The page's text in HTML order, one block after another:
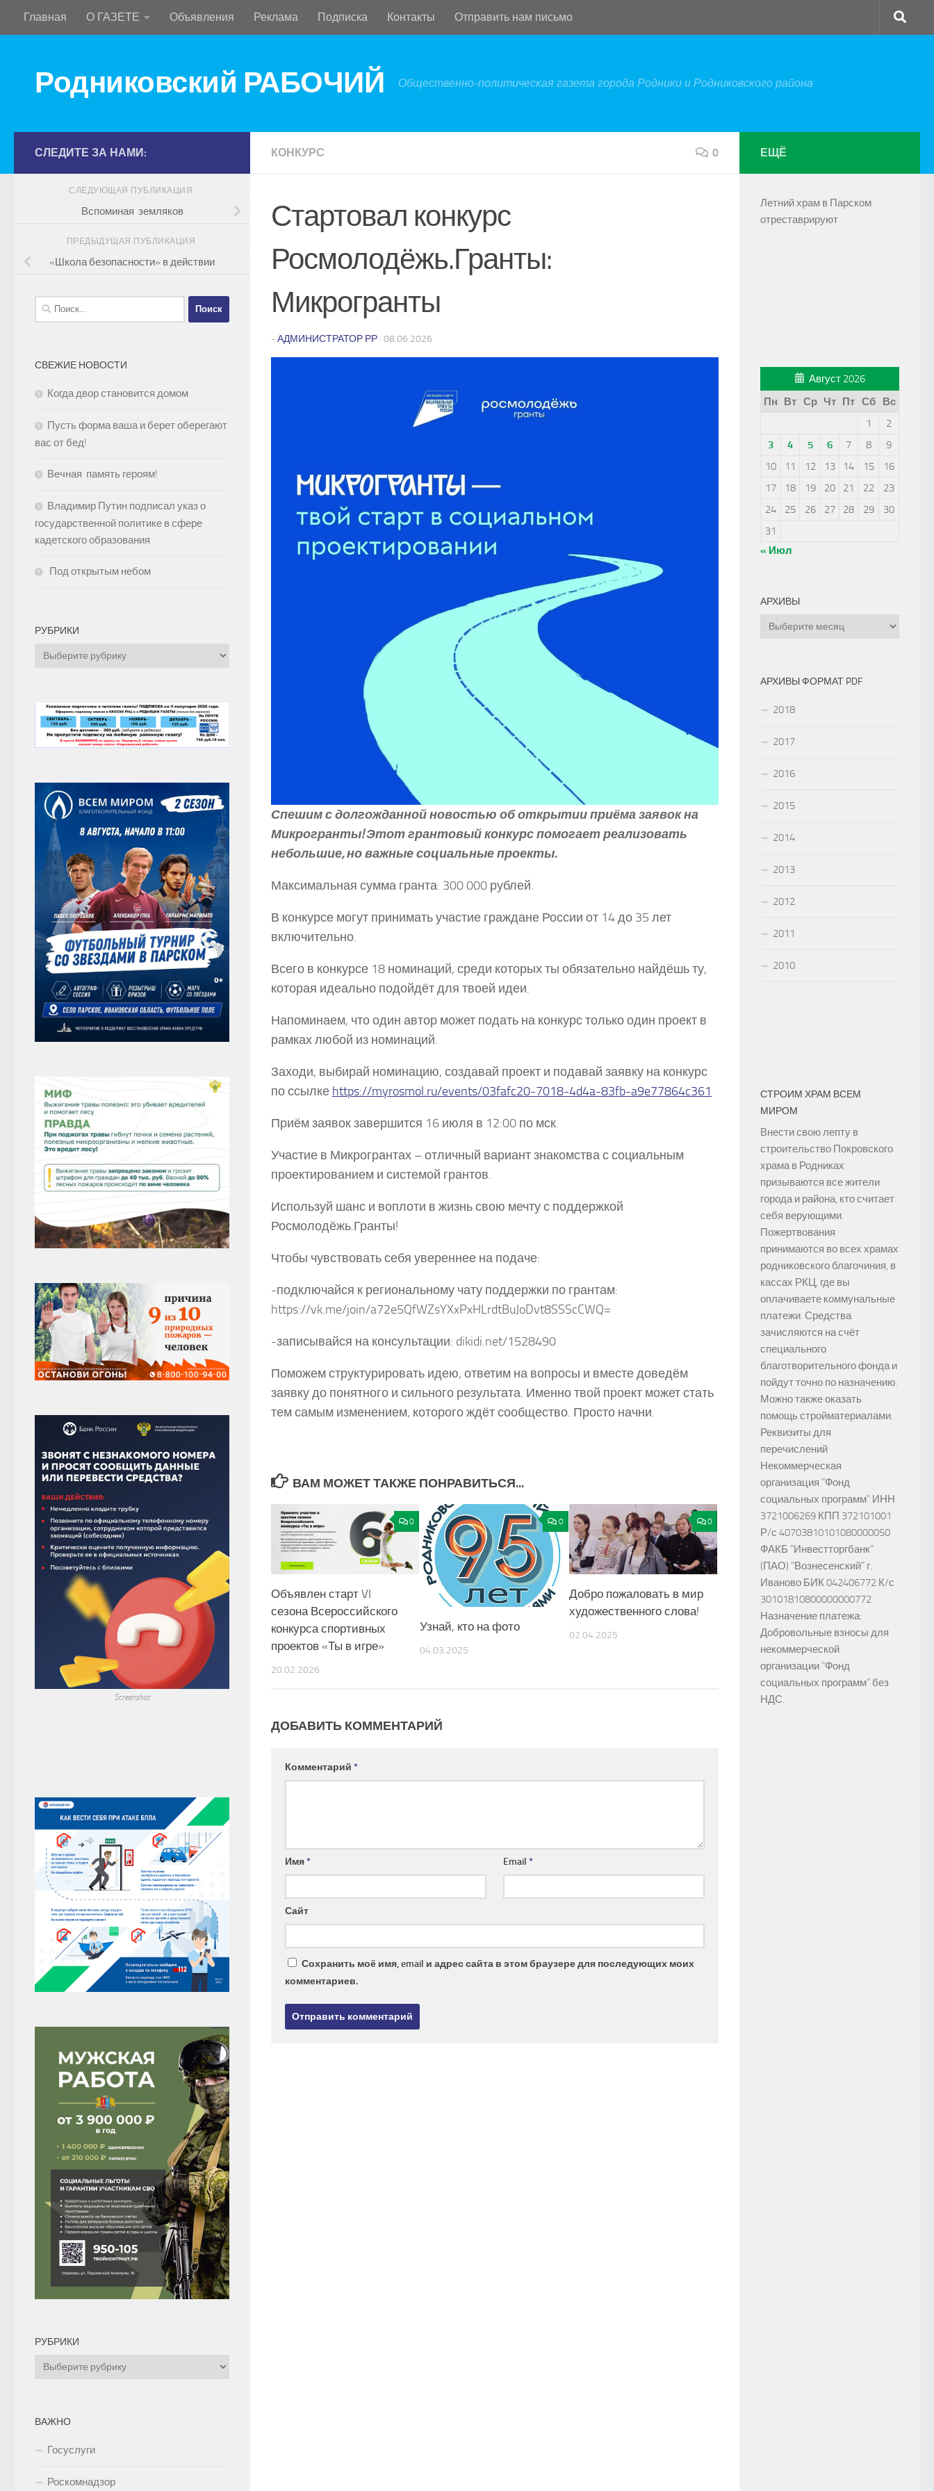
Перейти к содержимому
Главная О ГАЗЕТЕ Объявления Реклама Подписка Контакты Отправить нам письмо
Родниковский РАБОЧИЙ Общественно-политическая газета города Родники и Родниковского района
КОНКУРС 0
Стартовал конкурс
Росмолодёжь.Гранты:
Микрогранты
- АДМИНИСТРАТОР РР · 08.06.2026
Спешим с долгожданной новостью об открытии приёма заявок на
Микрогранты! Этот грантовый конкурс помогает реализовать
небольшие, но важные социальные проекты.
Максимальная сумма гранта: 300 000 рублей.
В конкурсе могут принимать участие граждане России от 14 до 35 лет
включительно.
Всего в конкурсе 18 номинаций, среди которых ты обязательно найдёшь ту,
которая идеально подойдёт для твоей идеи.
Напоминаем, что один автор может подать на конкурс только один проект в
рамках любой из номинаций.
Заходи, выбирай номинацию, создавай проект и подавай заявку на конкурс
по ссылке https://myrosmol.ru/events/03fafc20-7018-4d4a-83fb-a9e77864c361
Приём заявок завершится 16 июля в 12:00 по мск.
Участие в Микрогрантах – отличный вариант знакомства с социальным
проектированием и системой грантов.
Используй шанс и воплоти в жизнь свою мечту с поддержкой
Росмолодёжь.Гранты!
Чтобы чувствовать себя увереннее на подаче:
-подключайся к региональному чату поддержки по грантам:
https://vk.me/join/a72e5QfWZsYXxPxHLrdtBuJoDvt8SSScCWQ=
-записывайся на консультации: dikidi.net/1528490
Поможем структурировать идею, ответим на вопросы и вместе доведём
заявку до понятного и сильного результата. Именно твой проект может стать
тем самым изменением, которого ждёт сообщество. Просто начни.
ВАМ МОЖЕТ ТАКЖЕ ПОНРАВИТЬСЯ...
0
Объявлен старт VI
сезона Всероссийского
конкурса спортивных
проектов «Ты в игре»
20.02.2026
0
Узнай, кто на фото
04.03.2025
0
Добро пожаловать в мир
художественного слова!
02.04.2025
ДОБАВИТЬ КОММЕНТАРИЙ
Комментарий *
Имя* Email*
Сайт
Сохранить моё имя, email и адрес сайта в этом браузере для последующих моих
комментариев.
СЛЕДИТЕ ЗА НАМИ:
СЛЕДУЮЩАЯ ПУБЛИКАЦИЯ
Вспоминая земляков
ПРЕДЫДУЩАЯ ПУБЛИКАЦИЯ
«Школа безопасности» в действии
Найти:
СВЕЖИЕ НОВОСТИ
Когда двор становится домом
Пусть форма ваша и берет оберегают
вас от бед!
Вечная память героям!
Владимир Путин подписал указ о
государственной политике в сфере
кадетского образования
Под открытым небом
РУБРИКИ
Рубрики
Screenshot
РУБРИКИ
Рубрики
ВАЖНО
Госуслуги
Роскомнадзор
ЕЩЁ
Летний храм в Парском
отреставрируют
Август 2026
Пн
Вт Ср Чт Пт Сб
Вс
1
2
3
4 5 6 7 8
9
10
11 12 13 14 15
16
17
18 19 20 21 22
23
24
25 26 27 28 29
30
31
« Июл
АРХИВЫ
Архивы
АРХИВЫ ФОРМАТ PDF
2018
2017
2016
2015
2014
2013
2012
2011
2010
СТРОИМ ХРАМ ВСЕМ
МИРОМ
Внести свою лепту в
строительство Покровского
храма в Родниках
призываются все жители
города и района, кто считает
себя верующими.
Пожертвования
принимаются во всех храмах
родниковского благочиния, в
кассах РКЦ, где вы
оплачиваете коммунальные
платежи. Средства
зачисляются на счёт
специального
благотворительного фонда и
пойдут точно по назначению.
Можно также оказать
помощь стройматериалами.
Реквизиты для
перечислений
Некоммерческая
организация "Фонд
социальных программ" ИНН
3721006269 КПП 372101001
Р/с 40703810101080000050
ФАКБ "Инвестторгбанк"
(ПАО) "Вознесенский" г.
Иваново БИК 042406772 К/с
30101810800000000772
Назначение платежа:
Добровольные взносы для
некоммерческой
организации "Фонд
социальных программ" без
НДС.